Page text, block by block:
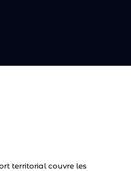
territorial couvre les